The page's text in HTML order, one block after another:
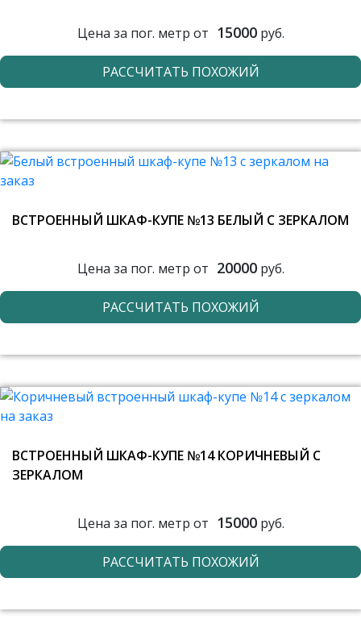
Цена за пог. метр от 15000руб.
РАССЧИТАТЬ ПОХОЖИЙ
ВСТРОЕННЫЙ ШКАФ-КУПЕ №13 БЕЛЫЙ С ЗЕРКАЛОМ
Цена за пог. метр от 20000руб.
РАССЧИТАТЬ ПОХОЖИЙ
ВСТРОЕННЫЙ ШКАФ-КУПЕ №14 КОРИЧНЕВЫЙ С
ЗЕРКАЛОМ
Цена за пог. метр от 15000руб.
РАССЧИТАТЬ ПОХОЖИЙ